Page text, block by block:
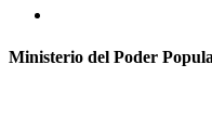
Ministerio del Poder